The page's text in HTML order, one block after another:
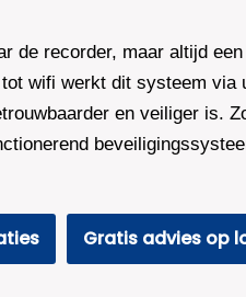
de recorder, maar altijd
wifi werkt dit systeem via
en veiliger is.
Gratis advies op